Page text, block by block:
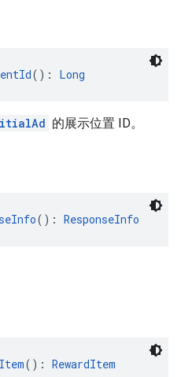
(): Long
的展示位置 ID。
(): ResponseInfo
(): RewardItem